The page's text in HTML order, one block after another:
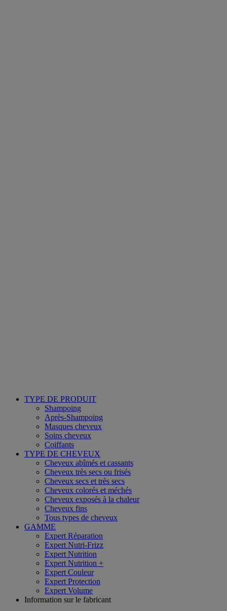
TYPE DE PRODUIT
Shampoing
Après-Shampoing
Masques cheveux
Soins cheveux
Coiffants
TYPE DE CHEVEUX
Cheveux abîmés et cassants
Cheveux très secs ou frisés
Cheveux secs et très secs
Cheveux colorés et méchés
Cheveux exposés à la chaleur
Cheveux fins
Tous types de cheveux
GAMME
Expert Réparation
Expert Nutri-Frizz
Expert Nutrition
Expert Nutrition +
Expert Couleur
Expert Protection
Expert Volume
Information sur le fabricant